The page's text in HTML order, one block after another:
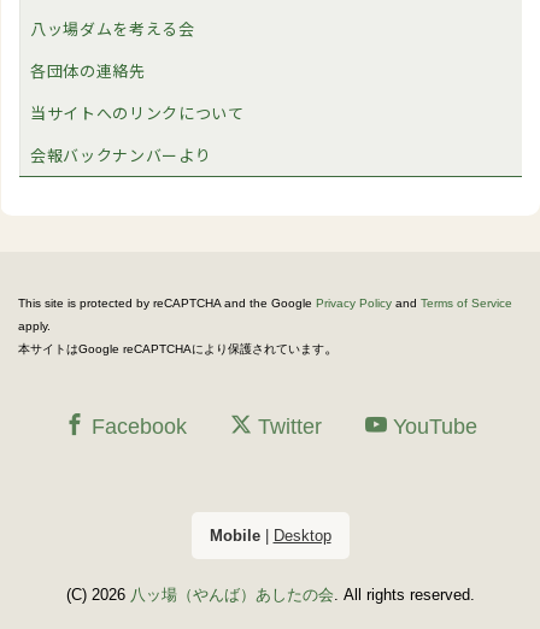
八ッ場ダムを考える会
各団体の連絡先
当サイトへのリンクについて
会報バックナンバーより
This site is protected by reCAPTCHA and the Google Privacy Policy and Terms of Service
apply.
本サイトはGoogle reCAPTCHAにより保護されています。
Facebook Twitter YouTube
Mobile| Desktop
(C) 2026 八ッ場（やんば）あしたの会. All rights reserved.